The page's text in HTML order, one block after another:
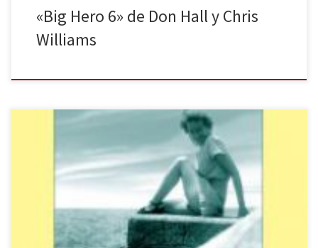
«Big Hero 6» de Don Hall y Chris
Williams
Richard Ford es uno de los grandes escritores de este nuestro
presente y su novela Mi madre sirve sin duda de ejemplo. En
ella salda cuentas con su madre desde el punto de vista de la
revisión y fijación de ciertos acontecimientos del pasado –incluso
anterior a su existencia-. Los mismos, en rebeldía, han
condicionado […]